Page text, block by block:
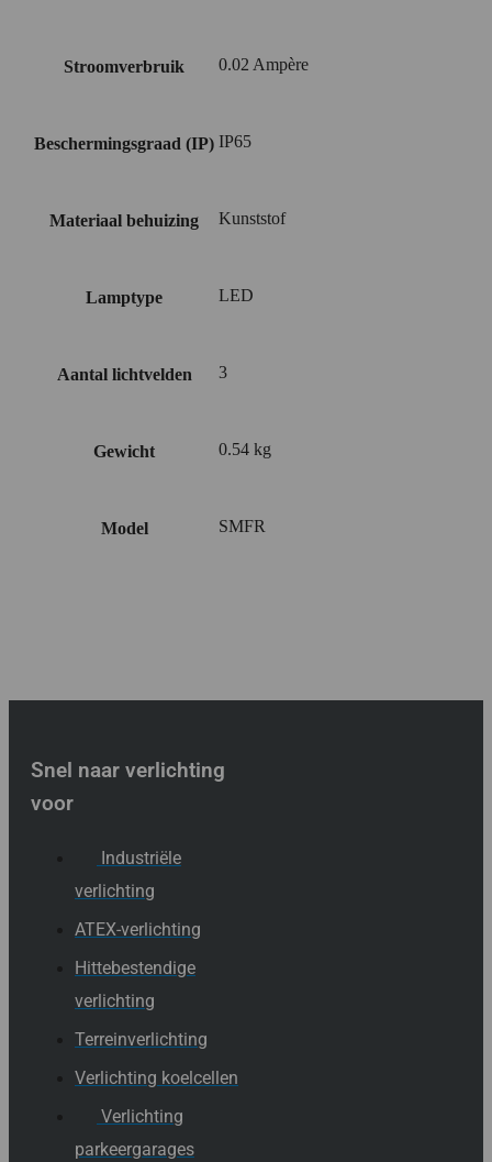
Stroomverbruik 0.02 Ampère
Beschermingsgraad (IP) IP65
Materiaal behuizing Kunststof
Lamptype LED
Aantal lichtvelden 3
Gewicht 0.54 kg
Model SMFR
Snel naar verlichting
voor
Industriële
verlichting
ATEX-verlichting
Hittebestendige
verlichting
Terreinverlichting
Verlichting koelcellen
Verlichting
parkeergarages